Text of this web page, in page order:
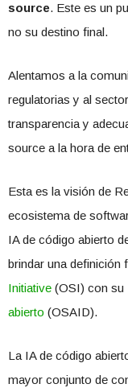
source. Este es un
no su destino final.
Alentamos a la
regulatorias y al
transparencia y
source a la hora de
Esta es la visión de
ecosistema de
IA de código abierto
brindar una definición
Initiative (OSI) con su
abierto (OSAID).
La IA de código
mayor conjunto de